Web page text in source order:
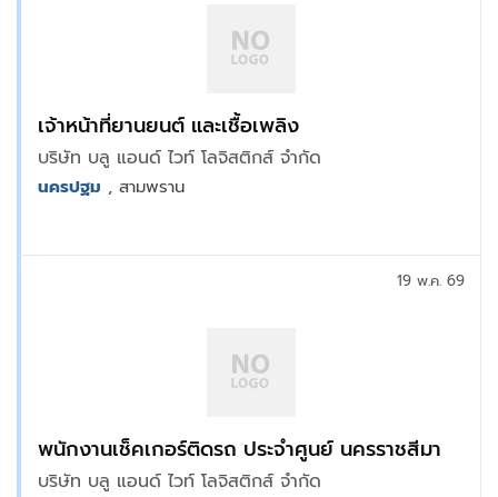
เจ้าหน้าที่ยานยนต์ และเชื้อเพลิง
บริษัท บลู แอนด์ ไวท์ โลจิสติกส์ จำกัด
นครปฐม , สามพราน
พนักงานเช็คเกอร์ติดรถ ประจำศูนย์ นครราชสีมา
บริษัท บลู แอนด์ ไวท์ โลจิสติกส์ จำกัด
19 พ.ค. 69